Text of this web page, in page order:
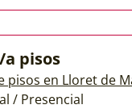
pisos
pisos en Lloret de
/ Presencial